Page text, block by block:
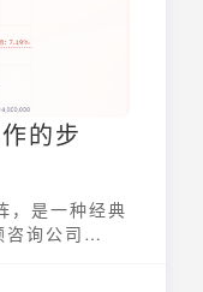
的步
，是一种经典
询公司